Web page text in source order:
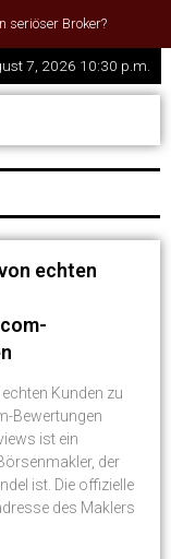
seriöser Broker?
7, 2026 10:30 p.m.
echten
Kunden zu
Bewertungen
ist ein
der
ist. Die offizielle
des Maklers